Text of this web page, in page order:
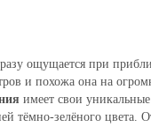
ощущается при
и похожа она на
имеет свои
тёмно-зелёного цвета.